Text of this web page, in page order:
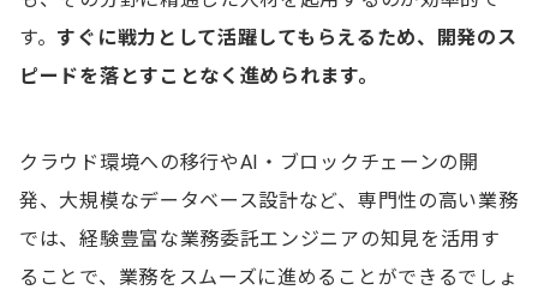
す。 すぐに戦力として活躍してもらえるため、開発のス
ピードを落とすことなく進められます。
クラウド環境への移行やAI・ブロックチェーンの開
発、大規模なデータベース設計など、専門性の高い業務
では、経験豊富な業務委託エンジニアの知見を活用す
ることで、業務をスムーズに進めることができるでしょ